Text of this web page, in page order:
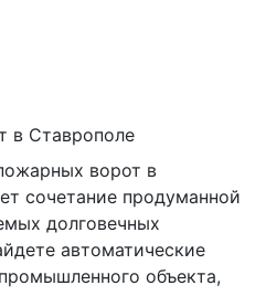
в Ставрополе
ворот в
сочетание продуманной
долговечных
автоматические
объекта,